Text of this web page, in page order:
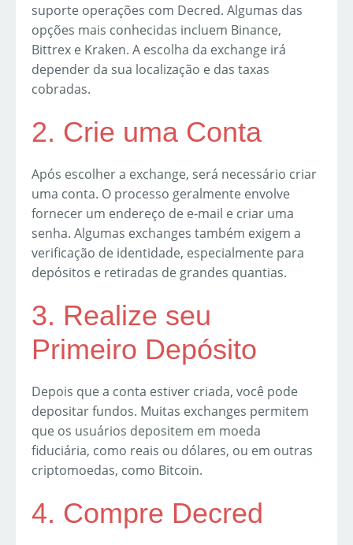
suporte operações com Decred. Algumas das
opções mais conhecidas incluem Binance,
Bittrex e Kraken. A escolha da exchange irá
depender da sua localização e das taxas
cobradas.
2. Crie uma Conta
Após escolher a exchange, será necessário criar
uma conta. O processo geralmente envolve
fornecer um endereço de e-mail e criar uma
senha. Algumas exchanges também exigem a
verificação de identidade, especialmente para
depósitos e retiradas de grandes quantias.
3. Realize seu
Primeiro Depósito
Depois que a conta estiver criada, você pode
depositar fundos. Muitas exchanges permitem
que os usuários depositem em moeda
fiduciária, como reais ou dólares, ou em outras
criptomoedas, como Bitcoin.
4. Compre Decred